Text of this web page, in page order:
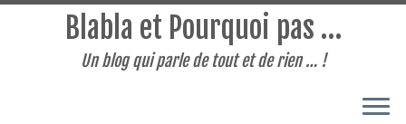
Blabla et Pourquoi pas …
Un blog qui parle de tout et de rien … !